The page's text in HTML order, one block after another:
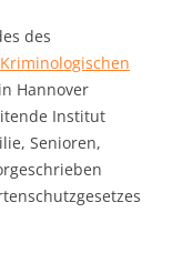
des
Kriminologischen
Hannover
Institut
Senioren,